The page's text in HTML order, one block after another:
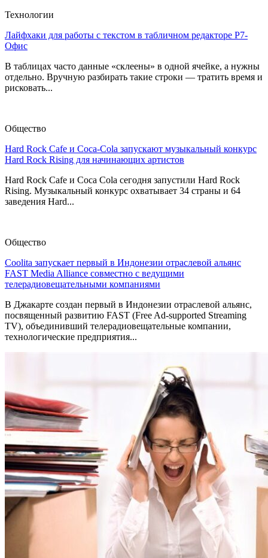
Технологии
Лайфхаки для работы с текстом в табличном редакторе Р7-
Офис
В таблицах часто данные «склеены» в одной ячейке, а нужны
отдельно. Вручную разбирать такие строки — тратить время и
рисковать...
Общество
Hard Rock Cafe и Coca-Cola запускают музыкальный конкурс
Hard Rock Rising для начинающих артистов
Hard Rock Cafe и Coca Cola сегодня запустили Hard Rock
Rising. Музыкальный конкурс охватывает 34 страны и 64
заведения Hard...
Общество
Coolita запускает первый в Индонезии отраслевой альянс
FAST Media Alliance совместно с ведущими
телерадиовещательными компаниями
В Джакарте создан первый в Индонезии отраслевой альянс,
посвященный развитию FAST (Free Ad-supported Streaming
TV), объединивший телерадиовещательные компании,
технологические предприятия...